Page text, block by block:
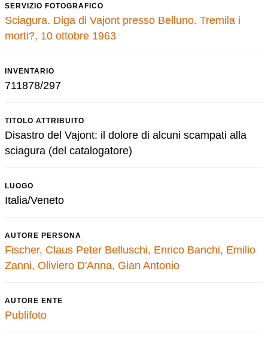
SERVIZIO FOTOGRAFICO
Sciagura. Diga di Vajont presso Belluno. Tremila i
morti?, 10 ottobre 1963
INVENTARIO
711878/297
TITOLO ATTRIBUITO
Disastro del Vajont: il dolore di alcuni scampati alla
sciagura (del catalogatore)
LUOGO
Italia/Veneto
AUTORE PERSONA
Fischer, Claus Peter Belluschi, Enrico Banchi, Emilio
Zanni, Oliviero D'Anna, Gian Antonio
AUTORE ENTE
Publifoto